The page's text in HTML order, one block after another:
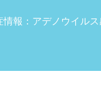
報：アデノウイル